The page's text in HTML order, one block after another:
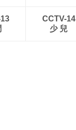
CCTV-14
少 兒